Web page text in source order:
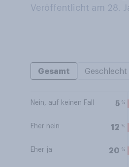
Veröffentlicht am 28.
Gesamt Geschlecht
Nein, auf keinen Fall 5 %
Eher nein 12 %
Eher ja 20 %